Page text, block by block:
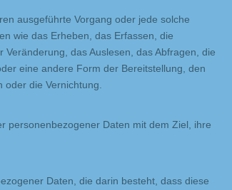
ausgeführte Vorgang oder jede solche
wie das Erheben, das Erfassen, die
das Auslesen, das Abfragen, die
eine andere Form der Bereitstellung, den
die Vernichtung.
personenbezogener Daten mit dem Ziel, ihre
Daten, die darin besteht, dass diese